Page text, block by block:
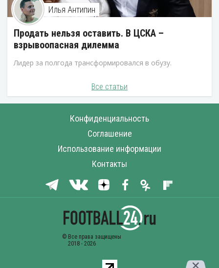
Илья Антипин
Продать нельзя оставить. В ЦСКА –
взрывоопасная дилемма
Лидер за полгода трансформировался в обузу.
Все статьи
Конфиденциальность
Соглашение
Использование информации
Контакты